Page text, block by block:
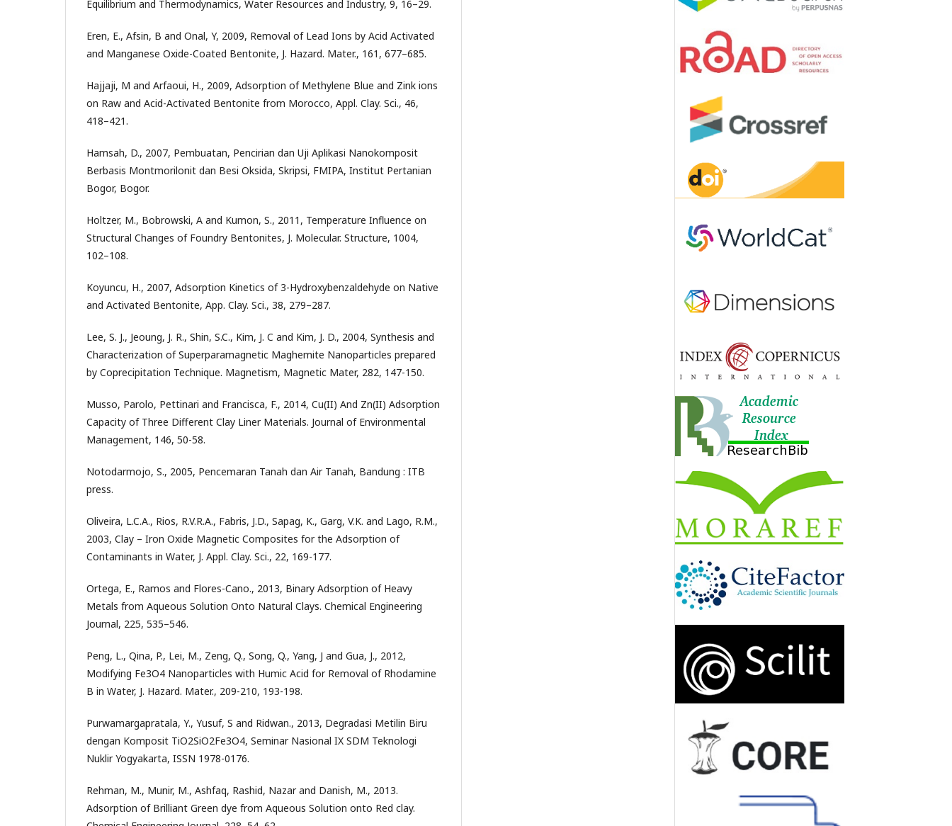
Equilibrium and Thermodynamics, Water Resources and Industry, 9, 16–29.
Eren, E., Afsin, B and Onal, Y, 2009, Removal of Lead Ions by Acid Activated
and Manganese Oxide-Coated Bentonite, J. Hazard. Mater., 161, 677–685.
Hajjaji, M and Arfaoui, H., 2009, Adsorption of Methylene Blue and Zink ions
on Raw and Acid-Activated Bentonite from Morocco, Appl. Clay. Sci., 46,
418–421.
Hamsah, D., 2007, Pembuatan, Pencirian dan Uji Aplikasi Nanokomposit
Berbasis Montmorilonit dan Besi Oksida, Skripsi, FMIPA, Institut Pertanian
Bogor, Bogor.
Holtzer, M., Bobrowski, A and Kumon, S., 2011, Temperature Influence on
Structural Changes of Foundry Bentonites, J. Molecular. Structure, 1004,
102–108.
Koyuncu, H., 2007, Adsorption Kinetics of 3-Hydroxybenzaldehyde on Native
and Activated Bentonite, App. Clay. Sci., 38, 279–287.
Lee, S. J., Jeoung, J. R., Shin, S.C., Kim, J. C and Kim, J. D., 2004, Synthesis and
Characterization of Superparamagnetic Maghemite Nanoparticles prepared
by Coprecipitation Technique. Magnetism, Magnetic Mater, 282, 147-150.
Musso, Parolo, Pettinari and Francisca, F., 2014, Cu(II) And Zn(II) Adsorption
Capacity of Three Different Clay Liner Materials. Journal of Environmental
Management, 146, 50-58.
Notodarmojo, S., 2005, Pencemaran Tanah dan Air Tanah, Bandung : ITB
press.
Oliveira, L.C.A., Rios, R.V.R.A., Fabris, J.D., Sapag, K., Garg, V.K. and Lago, R.M.,
2003, Clay – Iron Oxide Magnetic Composites for the Adsorption of
Contaminants in Water, J. Appl. Clay. Sci., 22, 169-177.
Ortega, E., Ramos and Flores-Cano., 2013, Binary Adsorption of Heavy
Metals from Aqueous Solution Onto Natural Clays. Chemical Engineering
Journal, 225, 535–546.
Peng, L., Qina, P., Lei, M., Zeng, Q., Song, Q., Yang, J and Gua, J., 2012,
Modifying Fe3O4 Nanoparticles with Humic Acid for Removal of Rhodamine
B in Water, J. Hazard. Mater., 209-210, 193-198.
Purwamargapratala, Y., Yusuf, S and Ridwan., 2013, Degradasi Metilin Biru
dengan Komposit TiO2SiO2Fe3O4, Seminar Nasional IX SDM Teknologi
Nuklir Yogyakarta, ISSN 1978-0176.
Rehman, M., Munir, M., Ashfaq, Rashid, Nazar and Danish, M., 2013.
Adsorption of Brilliant Green dye from Aqueous Solution onto Red clay.